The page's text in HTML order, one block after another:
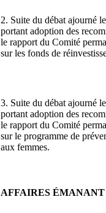
2. Suite du débat ajourné
portant adoption des
le rapport du Comité
sur les fonds de
3. Suite du débat ajourné
portant adoption des
le rapport du Comité
sur le programme de
aux femmes.
AFFAIRES ÉMANANT